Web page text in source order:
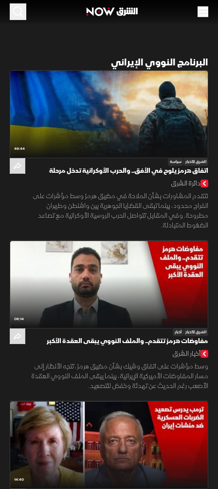
البرنامج النووي الإيراني
46:44
الشرق للأخبار سياسة
اتفاق هرمز يلوح في الأفق.. والحرب الأوكرانية تدخل مرحلة
استنزاف
دائرة الشرق
تتقدم المشاورات بشأن الملاحة في مضيق هرمز وسط مؤشرات على
انفراج محدود، بينما تبقى القضايا الجوهرية بين واشنطن وطهران
مطروحة. وفي المقابل تتواصل الحرب الروسية الأوكرانية مع تصاعد
الضغوط المتبادلة.
06:14
الشرق للأخبار أخبار
مفاوضات هرمز تتقدم.. والملف النووي يبقى العقدة الأكبر
أخبار الشرق
وسط مؤشرات على اتفاق وشيك بشأن مضيق هرمز، تتجه الأنظار إلى
مسار المفاوضات الأميركية الإيرانية، بينما يبقى الملف النووي العقدة
الأصعب رغم الحديث عن تهدئة وخفض للتصعيد.
14:40